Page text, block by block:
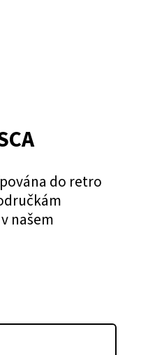
do retro
našem